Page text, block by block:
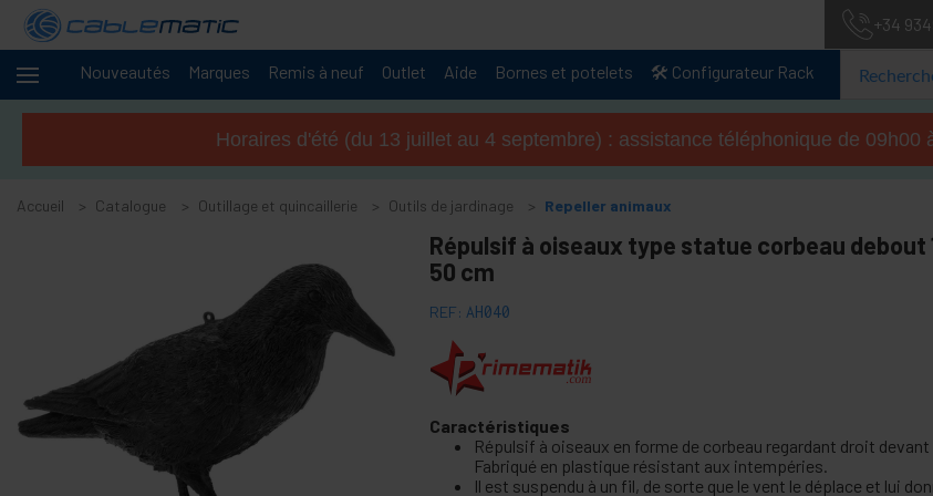
+34
Nouveautés Marques Remis à neuf Outlet Aide Bornes et potelets 🛠️ Configurateur Rack
Câbles
+
serveurs
Photographie
quincaillerie
Accessoires pour sols, portes et fenêtres
Horaires d'été (du 13 juillet au 4 septembre) : assistance téléphonique de 09h00
Accueil Catalogue Outillage et quincaillerie Outils de jardinage Repeller animaux
Répulsif à oiseaux type statue corbeau debout
50 cm
REF: AH040
Caractéristiques
Répulsif à oiseaux en forme de corbeau regardant droit devant
Fabriqué en plastique résistant aux intempéries.
Il est suspendu à un fil, de sorte que le vent le déplace et lui